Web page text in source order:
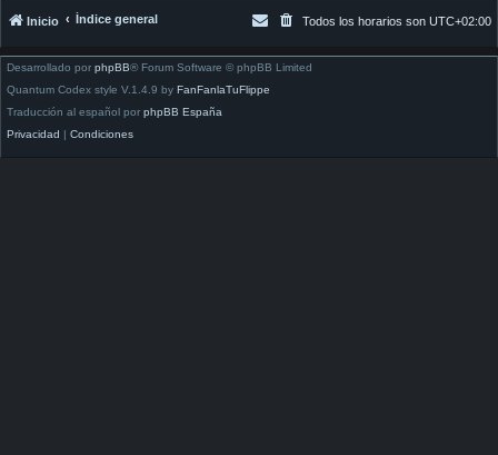
Inicio Índice general Todos los horarios son UTC+02:00
Desarrollado por phpBB® Forum Software © phpBB Limited
Quantum Codex style V.1.4.9 by FanFanlaTuFlippe
Traducción al español por phpBB España
Privacidad
Condiciones